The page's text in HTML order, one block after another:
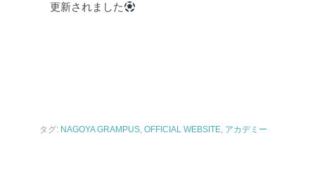
更新されました
タグ: NAGOYA GRAMPUS, OFFICIAL WEBSITE, アカデミー